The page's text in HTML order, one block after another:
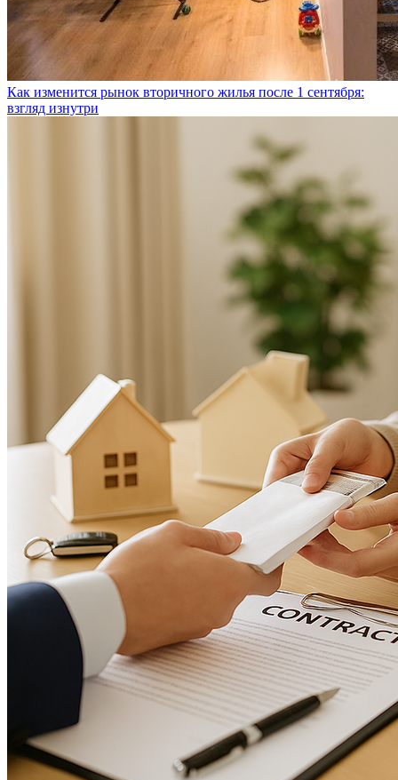
Как изменится рынок вторичного жилья после 1 сентября:
взгляд изнутри